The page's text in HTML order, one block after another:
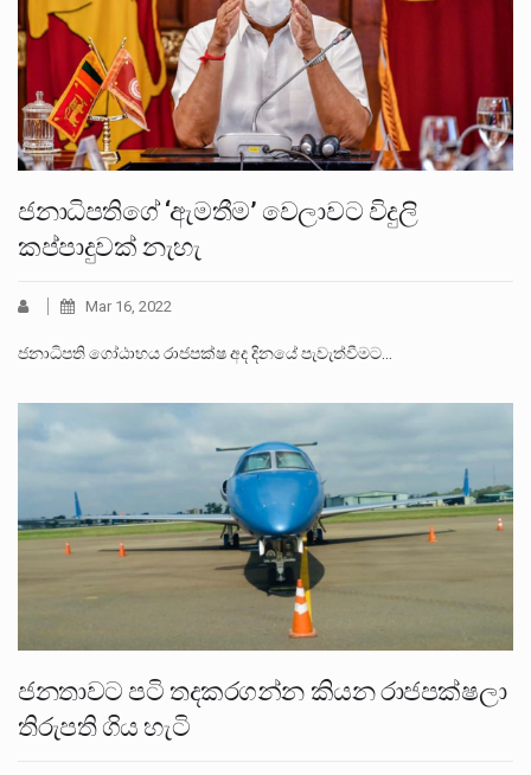
ජනාධිපතිගේ ‘ඇමතීම’ වෙලාවට විදුලි
කප්පාදුවක් නැහැ
Mar 16, 2022
ජනාධිපති ගෝඨාභය රාජපක්ෂ අද දිනයේ පැවැත්වීමට…
ජනතාවට පටි තදකරගන්න කියන රාජපක්ෂලා
තිරුපති ගිය හැටි